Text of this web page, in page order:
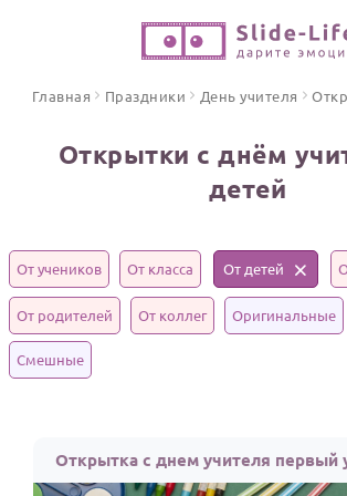
Песни поздравления
Открытки
Стихи и тексты
Юбилей
ИНСТРУМЕНТЫ
ЦЕНЫ
ОТЗЫВЫ
Главная Праздники День учителя
Открытки с днём
детей
От учеников От класса От детей
От родителей От коллег Оригинальные
Смешные
Открытка с днем учителя первый